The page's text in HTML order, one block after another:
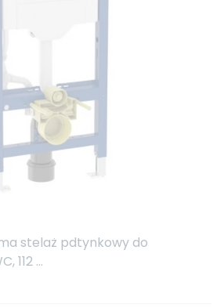
stelaż pdtynkowy do
112 ...